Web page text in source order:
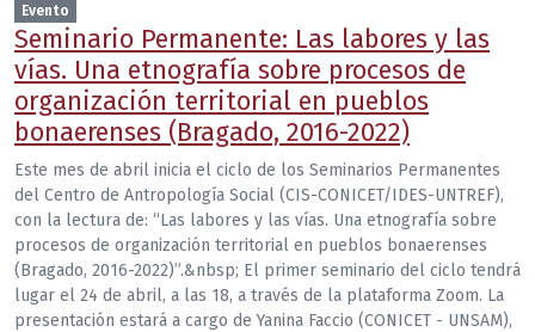
Evento
Seminario Permanente: Las labores y las
vías. Una etnografía sobre procesos de
organización territorial en pueblos
bonaerenses (Bragado, 2016-2022)
Este mes de abril inicia el ciclo de los Seminarios Permanentes
del Centro de Antropología Social (CIS-CONICET/IDES-UNTREF),
con la lectura de: “Las labores y las vías. Una etnografía sobre
procesos de organización territorial en pueblos bonaerenses
(Bragado, 2016-2022)”.&nbsp; El primer seminario del ciclo tendrá
lugar el 24 de abril, a las 18, a través de la plataforma Zoom. La
presentación estará a cargo de Yanina Faccio (CONICET - UNSAM),